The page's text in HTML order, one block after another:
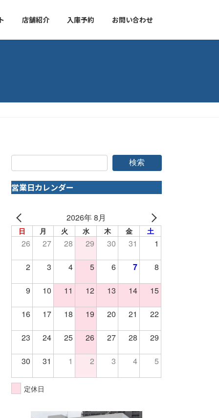
店舗紹介 入庫予約 お問い合わせ
検索
営業日カレンダー
2026年 8月
日 月 火 水 木 金 土
26 27 28 29 30 31 1
2 3 4 5 6 7 8
9 10 11 12 13 14 15
16 17 18 19 20 21 22
23 24 25 26 27 28 29
30 31 1 2 3 4 5
定休日